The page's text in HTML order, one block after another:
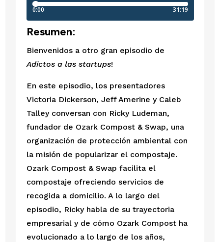
Resumen:
Adictos a las startups!
En este episodio, los presentadores
Victoria Dickerson, Jeff Amerine y Caleb
Talley conversan con Ricky Ludeman,
fundador de Ozark Compost & Swap, una
organización de protección ambiental con
la misión de popularizar el compostaje.
Ozark Compost & Swap facilita el
compostaje ofreciendo servicios de
recogida a domicilio. A lo largo del
episodio, Ricky habla de su trayectoria
empresarial y de cómo Ozark Compost ha
evolucionado a lo largo de los años,